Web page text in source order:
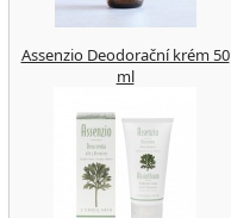
Assenzio Deodorační krém 50
ml